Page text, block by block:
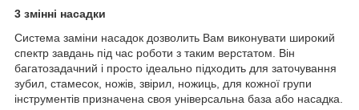
3 змінні насадки
Система заміни насадок дозволить Вам виконувати широкий
спектр завдань під час роботи з таким верстатом. Він
багатозадачний і просто ідеально підходить для заточування
зубил, стамесок, ножів, звірил, ножиць, для кожної групи
інструментів призначена своя універсальна база або насадка.